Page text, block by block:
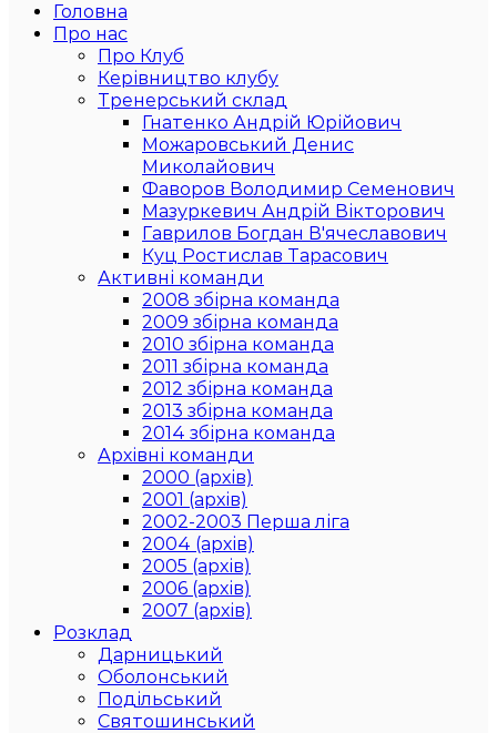
Головна
Про нас
Про Клуб
Керівництво клубу
Тренерський склад
Гнатенко Андрій Юрійович
Можаровський Денис
Миколайович
Фаворов Володимир Семенович
Мазуркевич Андрій Вікторович
Гаврилов Богдан В'ячеславович
Куц Ростислав Тарасович
Активні команди
2008 збірна команда
2009 збірна команда
2010 збірна команда
2011 збірна команда
2012 збірна команда
2013 збірна команда
2014 збірна команда
Архівні команди
2000 (архів)
2001 (архів)
2002-2003 Перша ліга
2004 (архів)
2005 (архів)
2006 (архів)
2007 (архів)
Розклад
Дарницький
Оболонський
Подільський
Святошинський